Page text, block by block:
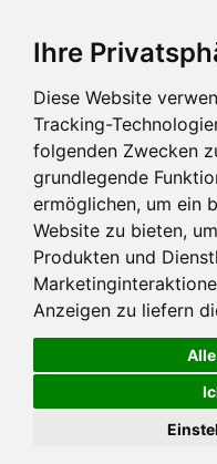
Ihre
Diese Website
Tracking-
folgenden Zwecken
grundlegende
ermöglichen, um ein
Website zu bieten,
Produkten und
Anzeigen zu liefern